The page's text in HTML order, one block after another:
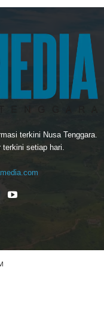
terkini Nusa Tenggara.
terkini setiap hari.